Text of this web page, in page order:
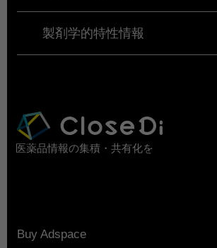
製剤学的特性情報
医薬品情報の集積・共有化を
Buy Adspace